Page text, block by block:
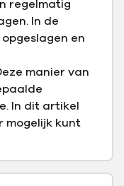
regelmatig
In de
en
manier van
In dit artikel
mogelijk kunt